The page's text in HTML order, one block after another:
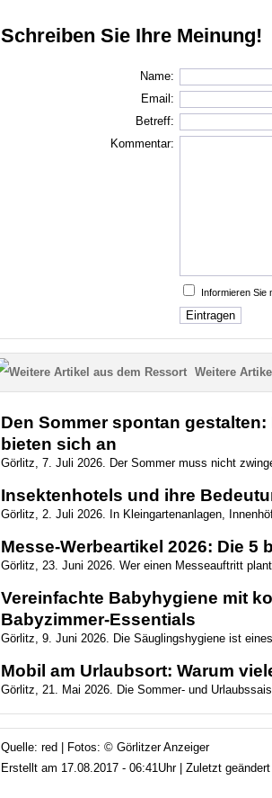
Schreiben Sie Ihre Meinung!
Name:
Email:
Betreff:
Kommentar:
Informieren Sie
Weitere Artikel
Den Sommer spontan
bieten sich an
Görlitz, 7. Juli 2026. Der Sommer muss nicht
Insektenhotels und ihre
Görlitz, 2. Juli 2026. In Kleingartenanlagen,
Messe-Werbeartikel 2026: Die 5
Görlitz, 23. Juni 2026. Wer einen Messeauftritt
Vereinfachte Babyhygiene mit
Babyzimmer‑Essentials
Görlitz, 9. Juni 2026. Die Säuglingshygiene ist
Mobil am Urlaubsort: Warum
Görlitz, 21. Mai 2026. Die Sommer- und
Quelle: red | Fotos: © Görlitzer Anzeiger
Erstellt am 17.08.2017 - 06:41Uhr | Zuletzt